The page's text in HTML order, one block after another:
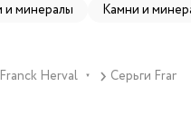
и минералы Камни и
Franck Herval ▼ Серьги